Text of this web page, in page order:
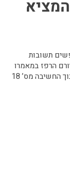
תשובות
הרפז במאמרו
על הפדגוגיה של השאילה, שהופיע בעלון חינוך החשיבה מס’ 18